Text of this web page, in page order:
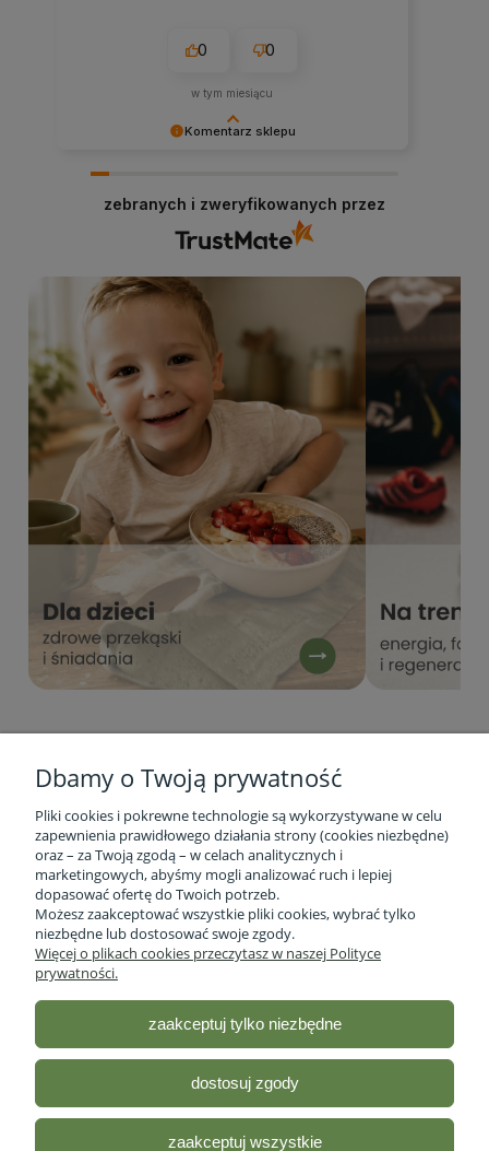
Komentarz sklepu
0 0
w tym miesiącu
zebranych i zweryfikowanych przez
Informacje o firmie
Obsługa klienta
Moje konto
Sklep ze zdrową żywnością - Stacja Bio| ul. lubelska 46 2/12,
Dbamy o Twoją prywatność
Pliki cookies i pokrewne technologie są wykorzystywane w celu
zapewnienia prawidłowego działania strony (cookies niezbędne)
oraz – za Twoją zgodą – w celach analitycznych i
marketingowych, abyśmy mogli analizować ruch i lepiej
dopasować ofertę do Twoich potrzeb.
Możesz zaakceptować wszystkie pliki cookies, wybrać tylko
niezbędne lub dostosować swoje zgody.
Więcej o plikach cookies przeczytasz w naszej Polityce
prywatności.
zaakceptuj tylko niezbędne
dostosuj zgody
zaakceptuj wszystkie